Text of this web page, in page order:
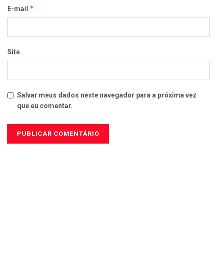
E-mail *
Site
Salvar meus dados neste navegador para a próxima vez
que eu comentar.